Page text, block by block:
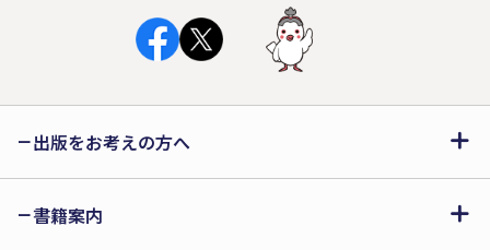
出版をお考えの方へ
書籍案内